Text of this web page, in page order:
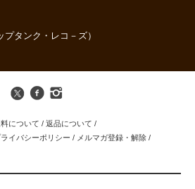
プタンク・レコ－ズ）
について / 返品について /
ライバシーポリシー / メルマガ登録・解除 /